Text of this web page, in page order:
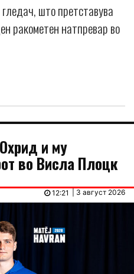
што претставува
ракометен натпревар во
и му
во Висла Плоцк
| 3 август 2026
12:21